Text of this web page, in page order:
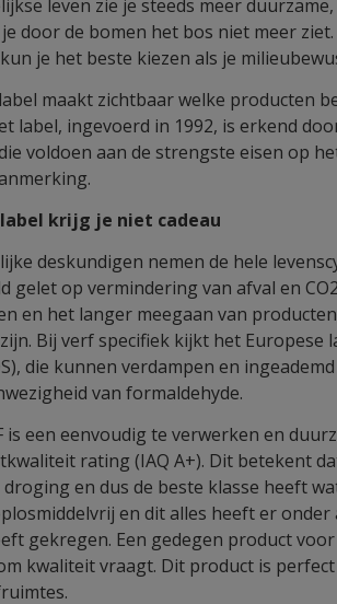
leven zie je steeds meer
door de bomen het bos niet meer
je het beste kiezen als je
maakt zichtbaar welke producten
label, ingevoerd in 1992, is erkend
voldoen aan de strengste eisen op
krijg je niet cadeau
deskundigen nemen de hele
gelet op vermindering van afval en
en het langer meegaan van
Bij verf specifiek kijkt het
die kunnen verdampen en
van formaldehyde.
is een eenvoudig te verwerken en
rating (IAQ A+). Dit betekent
droging en dus de beste klasse heeft
en dit alles heeft er onder
gekregen. Een gedegen product
kwaliteit vraagt. Dit product is